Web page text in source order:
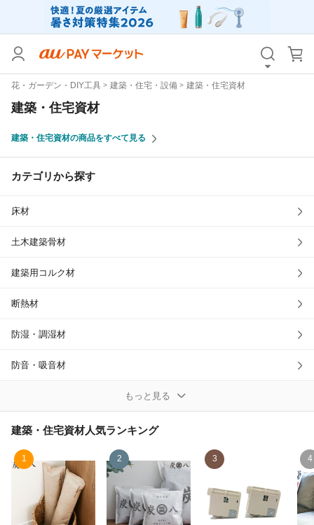
花・ガーデン・DIY工具 建築・住宅・設備 建築・住宅資材
建築・住宅資材
建築・住宅資材の商品をすべて見る
カテゴリから探す
床材
土木建築骨材
建築用コルク材
断熱材
防湿・調湿材
防音・吸音材
非鉄金属材・合金
木材
タイル
もっと見る
建築・住宅資材人気ランキング
1 2 3 4
カテゴリ すべて
価格
サンキュー配送対象
除外ワード